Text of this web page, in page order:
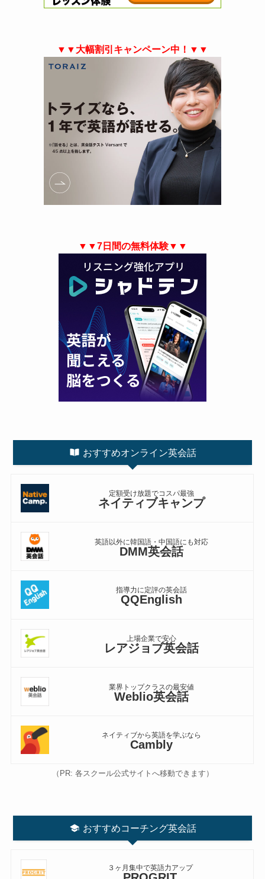
▼▼大幅割引キャンペーン中！▼▼
▼▼7日間の無料体験▼▼
おすすめオンライン英会話
定額受け放題でコスパ最強
ネイティブキャンプ
英語以外に韓国語・中国語にも対応
DMM英会話
指導力に定評の英会話
QQEnglish
上場企業で安心
レアジョブ英会話
業界トップクラスの最安値
Weblio英会話
ネイティブから英語を学ぶなら
Cambly
（PR: 各スクール公式サイトへ移動できます）
おすすめコーチング英会話
３ヶ月集中で英語力アップ